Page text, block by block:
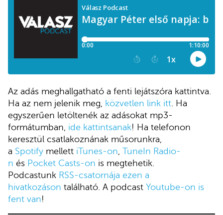
Az adás meghallgatható a fenti lejátszóra kattintva.
Ha az nem jelenik meg, közvetlen link itt . Ha
egyszerűen letöltenék az adásokat mp3-
formátumban, ide kattintsanak! Ha telefonon
keresztül csatlakoznának műsorunkra,
a Spotify mellett iTunes-on TuneIn Radio-
n és Pocket Casts-on is megtehetik.
Podcastunk RSS-csatornája ezen a
hivatkozáson található. A podcast Youtube-on is
fent van!